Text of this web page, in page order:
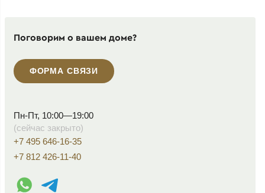
Поговорим о вашем доме?
ФОРМА СВЯЗИ
Пн-Пт, 10:00—19:00
(сейчас закрыто)
+7 495 646-16-35
+7 812 426-11-40
WhatsApp контакт
Telegram контакт